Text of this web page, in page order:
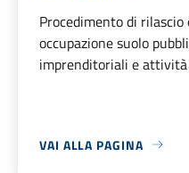
Procedimento di rilascio
occupazione suolo
imprenditoriali e
VAI ALLA PAGINA